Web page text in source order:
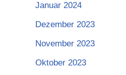
Januar 2024
Dezember 2023
November 2023
Oktober 2023